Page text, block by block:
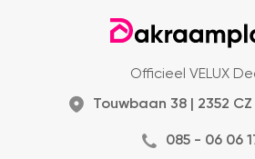
Officieel VELUX
Touwbaan 38 | 2352
085 - 06 06